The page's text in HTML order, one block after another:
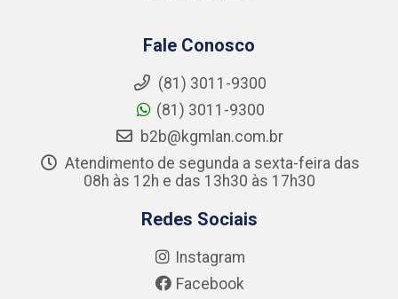
Fale Conosco
(81) 3011-9300
(81) 3011-9300
b2b@kgmlan.com.br
Atendimento de segunda a sexta-feira das
08h às 12h e das 13h30 às 17h30
Redes Sociais
Instagram
Facebook